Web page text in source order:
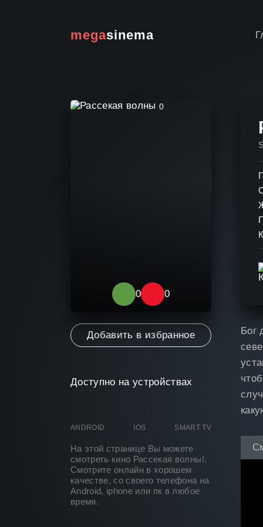
megasinema
0
0 0
Добавить в избранное
Доступно на устройствах
ANDROID IOS SMART TV
На этой странице Вы можете
смотреть кино Рассекая волны!.
Смотрите онлайн в хорошем
качестве, со своего телефона на
Android, iphone или пк в любое
время.
Бог